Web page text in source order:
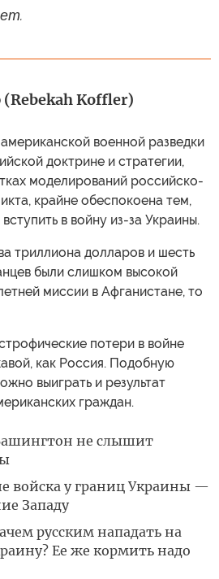
Koffler)
военной разведки
доктрине и стратегии,
моделирований российско-
крайне обеспокоена тем,
в войну из-за Украины.
триллиона долларов и шесть
были слишком высокой
миссии в Афганистане, то
потери в войне
как Россия. Подобную
выиграть и результат
граждан.
не слышит
войска у границ Украины —
Западу
русским нападать на
Ее же кормить надо